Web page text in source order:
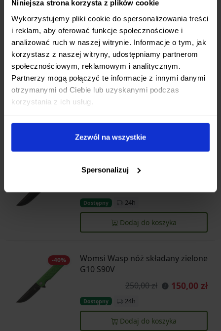
Niniejsza strona korzysta z plików cookie
Wykorzystujemy pliki cookie do spersonalizowania treści
i reklam, aby oferować funkcje społecznościowe i
analizować ruch w naszej witrynie. Informacje o tym, jak
korzystasz z naszej witryny, udostępniamy partnerom
społecznościowym, reklamowym i analitycznym.
Partnerzy mogą połączyć te informacje z innymi danymi
otrzymanymi od Ciebie lub uzyskanymi podczas
korzystania z ich usług.
Zezwól na wszystkie
Spersonalizuj
Dostępny 24h
Dodaj do koszyka
-40%
Womsi Wasp nóż składany camo
G10 S90V
250,00 zł
150,00 zł
Dostępny
Dodaj do koszyka
brązowo czarne G10 S90V
Dostępny 24h
Dodaj do koszyka
-40%
Womsi Wasp nóż składany zielone
G10 S90V
250,00 zł
150,00 zł
Dostępny 24h
Dodaj do koszyka